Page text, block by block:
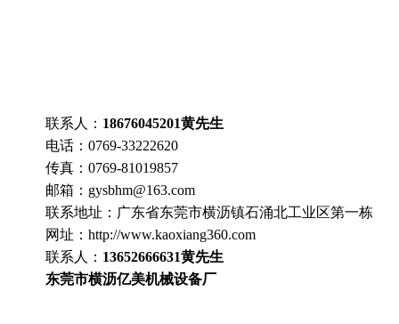
联系人： 18676045201黄先生
电话： 0769-33222620
传真： 0769-81019857
邮箱： gysbhm@163.com
联系地址： 广东省东莞市横沥镇石涌北工业区第一栋
网址：http://www.kaoxiang360.com
联系人： 13652666631黄先生
东莞市横沥亿美机械设备厂